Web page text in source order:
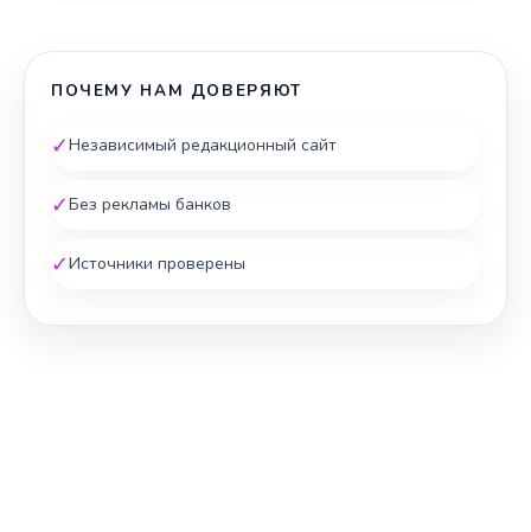
ПОЧЕМУ НАМ ДОВЕРЯЮТ
✓Независимый редакционный сайт
✓Без рекламы банков
✓Источники проверены